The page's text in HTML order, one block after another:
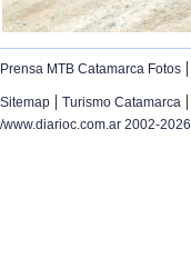
Prensa MTB Catamarca Fotos |
Sitemap | Turismo Catamarca |
/www.diarioc.com.ar 2002-2026